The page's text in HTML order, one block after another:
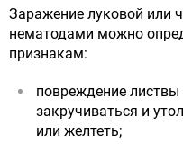
Заражение луковой или
нематодами можно
признакам:
повреждение
закручиваться и
или желтеть;